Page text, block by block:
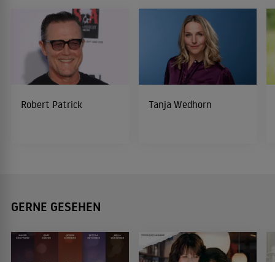
Robert Patrick Tanja Wedhorn
GERNE GESEHEN